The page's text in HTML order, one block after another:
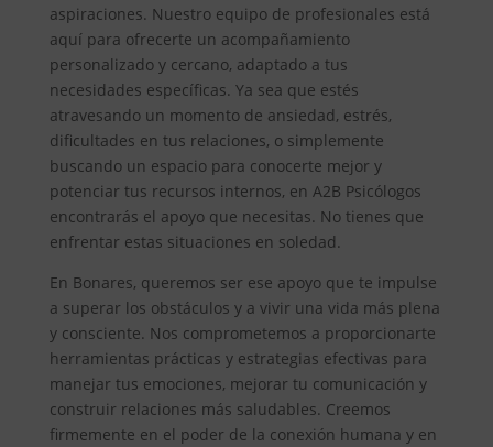
aspiraciones. Nuestro equipo de profesionales está
aquí para ofrecerte un acompañamiento
personalizado y cercano, adaptado a tus
necesidades específicas. Ya sea que estés
atravesando un momento de ansiedad, estrés,
dificultades en tus relaciones, o simplemente
buscando un espacio para conocerte mejor y
potenciar tus recursos internos, en A2B Psicólogos
encontrarás el apoyo que necesitas. No tienes que
enfrentar estas situaciones en soledad.
En Bonares, queremos ser ese apoyo que te impulse
a superar los obstáculos y a vivir una vida más plena
y consciente. Nos comprometemos a proporcionarte
herramientas prácticas y estrategias efectivas para
manejar tus emociones, mejorar tu comunicación y
construir relaciones más saludables. Creemos
firmemente en el poder de la conexión humana y en